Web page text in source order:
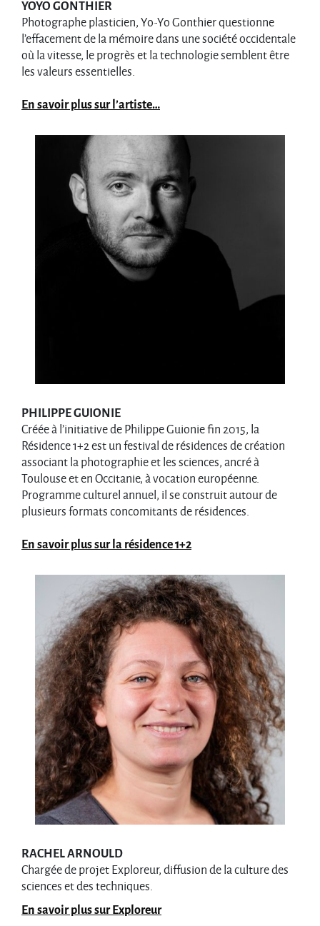
YOYO GONTHIER
Photographe plasticien, Yo-Yo Gonthier questionne
l’effacement de la mémoire dans une société occidentale
où la vitesse, le progrès et la technologie semblent être
les valeurs essentielles.
En savoir plus sur l’artiste…
PHILIPPE GUIONIE
Créée à l’initiative de Philippe Guionie fin 2015, la
Résidence 1+2 est un festival de résidences de création
associant la photographie et les sciences, ancré à
Toulouse et en Occitanie, à vocation européenne.
Programme culturel annuel, il se construit autour de
plusieurs formats concomitants de résidences.
En savoir plus sur la résidence 1+2
RACHEL ARNOULD
Chargée de projet Exploreur, diffusion de la culture des
sciences et des techniques.
En savoir plus sur Exploreur